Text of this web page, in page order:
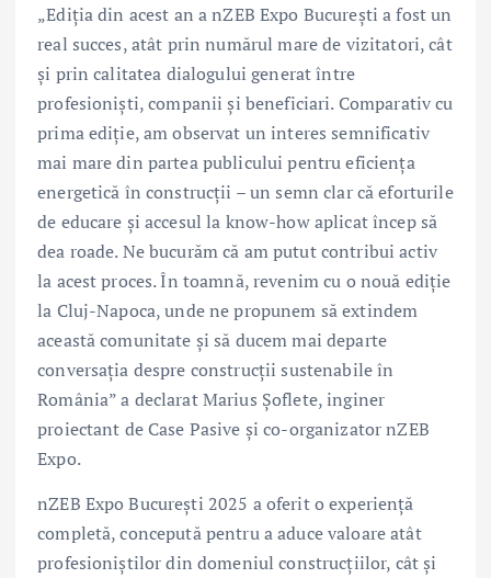
„Ediția din acest an a nZEB Expo București a fost un
real succes, atât prin numărul mare de vizitatori, cât
și prin calitatea dialogului generat între
profesioniști, companii și beneficiari. Comparativ cu
prima ediție, am observat un interes semnificativ
mai mare din partea publicului pentru eficiența
energetică în construcții – un semn clar că eforturile
de educare și accesul la know-how aplicat încep să
dea roade. Ne bucurăm că am putut contribui activ
la acest proces. În toamnă, revenim cu o nouă ediție
la Cluj-Napoca, unde ne propunem să extindem
această comunitate și să ducem mai departe
conversația despre construcții sustenabile în
România” a declarat Marius Șoflete, inginer
proiectant de Case Pasive și co-organizator nZEB
Expo.
nZEB Expo București 2025 a oferit o experiență
completă, concepută pentru a aduce valoare atât
profesioniștilor din domeniul construcțiilor, cât și